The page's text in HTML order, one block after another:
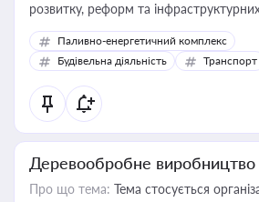
розвитку, реформ та
Паливно-енергетичний комплекс
Будівельна діяльність
Транспорт
Деревообробне виробництво
Про що тема: Тема стосується